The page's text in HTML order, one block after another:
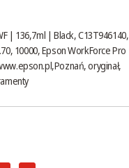
| 136,7ml | Black, C13T946140,
10000, Epson WorkForce Pro
,Poznań, oryginał,